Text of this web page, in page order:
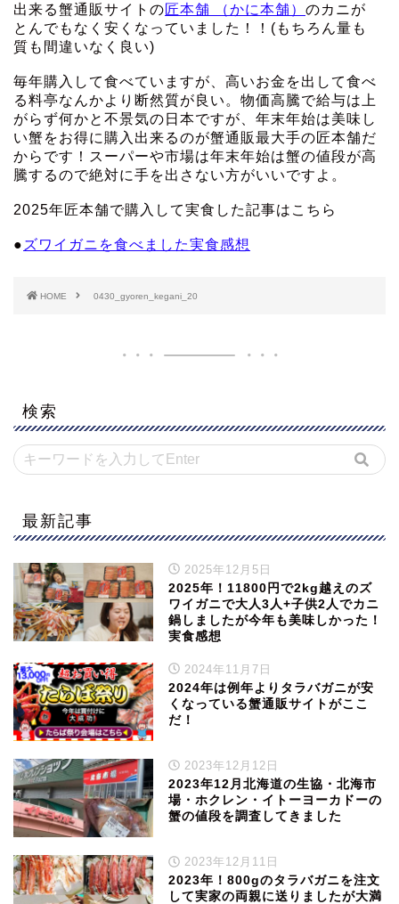
出来る蟹通販サイトの 匠本舗 （かに本舗） のカニが
とんでもなく安くなっていました！！(もちろん量も
質も間違いなく良い)
毎年購入して食べていますが、高いお金を出して食べ
る料亭なんかより断然質が良い。物価高騰で給与は上
がらず何かと不景気の日本ですが、年末年始は美味し
い蟹をお得に購入出来るのが蟹通販最大手の匠本舗だ
からです！スーパーや市場は年末年始は蟹の値段が高
騰するので絶対に手を出さない方がいいですよ。
2025年匠本舗で購入して実食した記事はこちら
● ズワイガニを食べました実食感想
HOME 0430_gyoren_kegani_20
検索
最新記事
2025年12月5日
2025年！11800円で2kg越えのズ
ワイガニで大人3人+子供2人でカニ
鍋しましたが今年も美味しかった！
実食感想
2024年11月7日
2024年は例年よりタラバガニが安
くなっている蟹通販サイトがここ
だ！
2023年12月12日
2023年12月北海道の生協・北海市
場・ホクレン・イトーヨーカドーの
蟹の値段を調査してきました
2023年12月11日
2023年！800gのタラバガニを注文
して実家の両親に送りましたが大満